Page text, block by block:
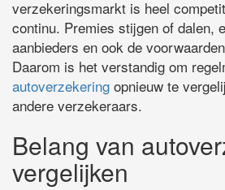
verzekeringsmarkt is heel
continu. Premies stijgen of dalen,
aanbieders en ook de
Daarom is het verstandig om
autoverzekering opnieuw te
andere verzekeraars.
Belang van
vergelijken